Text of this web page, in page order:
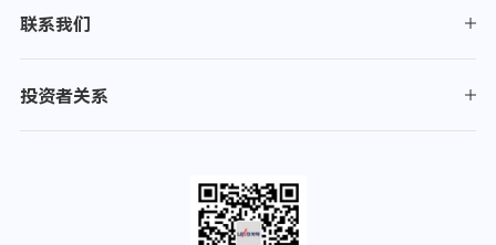
联系我们
投资者关系